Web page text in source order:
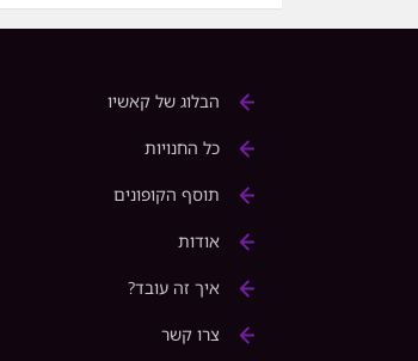
הבלוג של קאשיו
כל החנויות
תוסף הקופונים
אודות
איך זה עובד?
צרו קשר